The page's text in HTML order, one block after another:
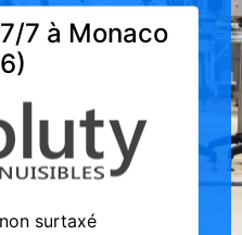
7 à Monaco
surtaxé